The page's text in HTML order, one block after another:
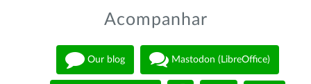
Acompanhar
Our blog Mastodon (LibreOffice)